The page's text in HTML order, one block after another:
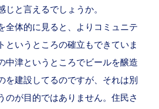
と言えるでしょうか。
全体的に見ると、よりコミュニテ
というところの確立もできていま
中津というところでビールを醸造
を建設してるのですが、それは別
のが目的ではありません。住民さ